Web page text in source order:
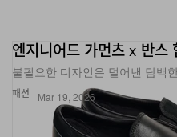
패션
엔지니어드 가먼츠 x 반스
불필요한 디자인은 덜어낸 담백
Mar 19, 2026